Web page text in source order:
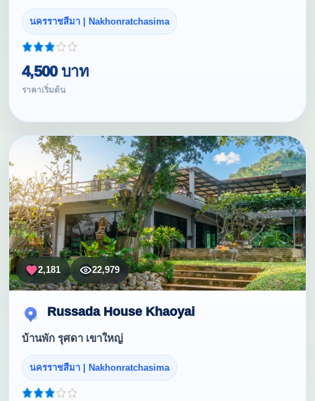
นครราชสีมา | Nakhonratchasima
4,500 บาท
ราคาเริ่มต้น
2,181 22,979
Russada House Khaoyai
บ้านพัก รุศดา เขาใหญ่
นครราชสีมา | Nakhonratchasima